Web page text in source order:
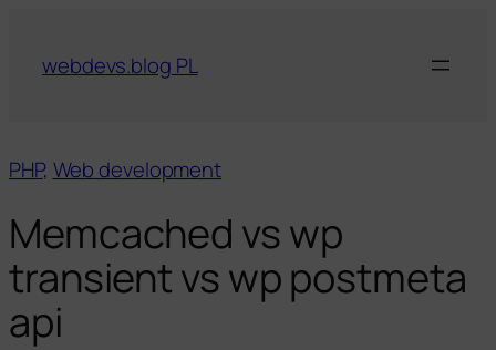
webdevs.blog PL
PHP, Web development
Memcached vs wp
transient vs wp postmeta
api